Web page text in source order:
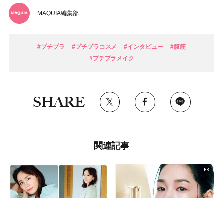
MAQUIA編集部
#プチプラ #プチプラコスメ #インタビュー
#腹筋
#プチプラメイク
SHARE
関連記事